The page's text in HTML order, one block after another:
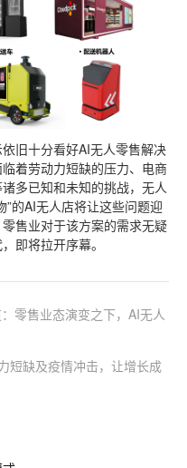
旧十分看好AI无人零售解决
着劳动力短缺的压力、电商
多已知和未知的挑战，无人
”的AI无人店将让这些问题迎
售业对于该方案的需求无疑
即将拉开序幕。
零售业态演变之下，AI无人
短缺及疫情冲击，让增长成